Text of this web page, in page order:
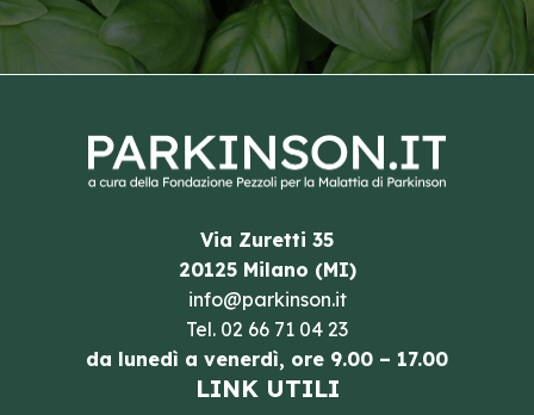
Via Zuretti 35
20125 Milano (MI)
info@parkinson.it
Tel. 02 66 71 04 23
da lunedì a venerdì, ore 9.00 – 17.00
LINK UTILI